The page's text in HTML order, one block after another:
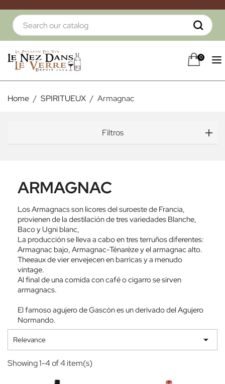
0
Home SPIRITUEUX Armagnac
Filtros
ARMAGNAC
Los Armagnacs son licores del suroeste de Francia,
provienen de la destilación de tres variedades Blanche,
Baco y Ugni blanc,
La producción se lleva a cabo en tres terruños diferentes:
Armagnac bajo, Armagnac-Ténarèze y el armagnac alto.
Theeaux de vier envejecen en barricas y a menudo
vintage.
Al final de una comida con café o cigarro se sirven
armagnacs.
El famoso agujero de Gascón es un derivado del Agujero
Normando.
Relevance 
Showing 1-4 of 4 item(s)